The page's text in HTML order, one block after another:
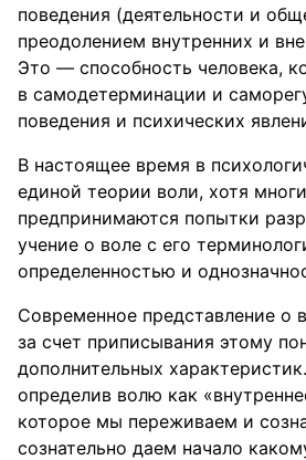
поведения (деятельности и
преодолением внутренних и
Это — способность человека,
в самодетерминации и
поведения и психических
В настоящее время в
единой теории воли, хотя
предпринимаются попытки
учение о воле с его
определенностью и
Современное представление о
за счет приписывания этому
дополнительных
определив волю как
которое мы переживаем и
сознательно даем начало